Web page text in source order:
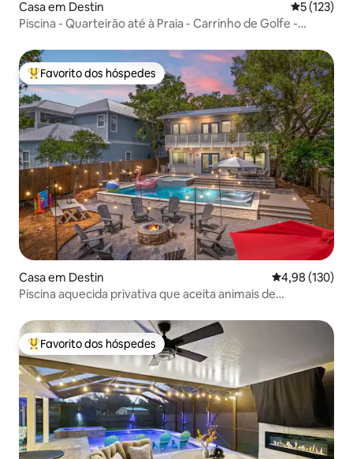
Casa em Destin
5 (123)
Piscina - Quarteirão até à Praia - Carrinho de Golfe -
Favoritos dos hóspedes mais apreciados
Favorito dos hóspedes
Casa em Destin Classificação
4,98 (130)
Piscina aquecida privativa que aceita animais de
a 6 minutos
Favoritos dos hóspedes mais apreciados
Favorito dos hóspedes